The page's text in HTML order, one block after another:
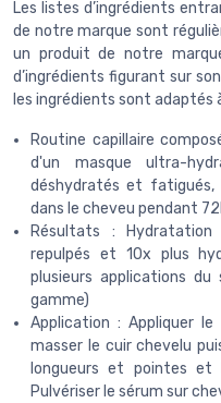
Les listes d’ingrédients
de notre marque sont
un produit de notre
d’ingrédients figurant sur
les ingrédients sont
Routine capillaire
d'un masque ultra-
déshydratés et fatigués,
dans le cheveu pendant
Résultats :
repulpés et 10x plus
plusieurs applications
gamme)
Application : Appliquer
masser le cuir chevelu
longueurs et pointes et
Pulvériser le sérum sur